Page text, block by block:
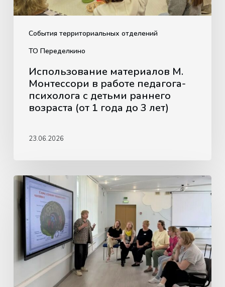
События территориальных отделений
ТО Переделкино
детьми
раннего
года
Использование материалов М.
Монтессори в работе педагога-
психолога с детьми раннего
возраста (от 1 года до 3 лет)
23.06.2026
Методическое
объединение
«Крылатское»:
нейропсихологический
подход